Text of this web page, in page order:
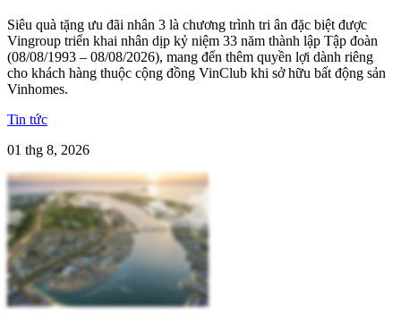
Siêu quà tặng ưu đãi nhân 3 là chương trình tri ân đặc biệt được
Vingroup triển khai nhân dịp kỷ niệm 33 năm thành lập Tập đoàn
(08/08/1993 – 08/08/2026), mang đến thêm quyền lợi dành riêng
cho khách hàng thuộc cộng đồng VinClub khi sở hữu bất động sản
Vinhomes.
Tin tức
01 thg 8, 2026